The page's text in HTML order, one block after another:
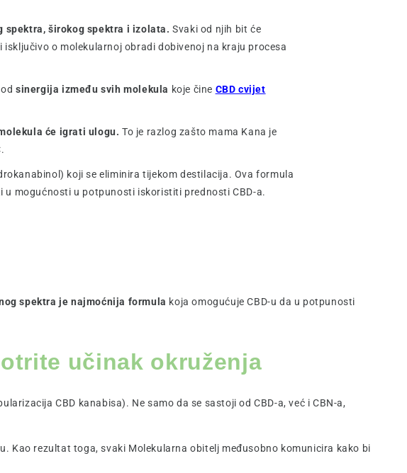
spektra, širokog spektra i izolata. Svaki od njih bit će
o molekularnoj obradi dobivenoj na kraju procesa
sinergija između svih molekula koje čine CBD cvijet
će igrati ulogu. To je razlog zašto mama Kana je
koji se eliminira tijekom destilacija. Ova formula
u mogućnosti u potpunosti iskoristiti prednosti CBD-a.
spektra je najmoćnija formula koja omogućuje CBD-u da u potpunosti
učinak okruženja
CBD kanabisa). Ne samo da se sastoji od CBD-a, već i CBN-a,
Kao rezultat toga, svaki Molekularna obitelj međusobno komunicira kako bi